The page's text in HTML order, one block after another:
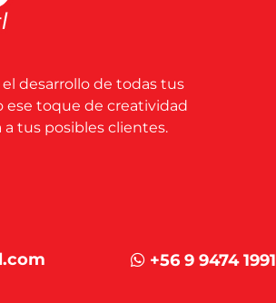
desarrollo de todas tus
ese toque de creatividad
tus posibles clientes.
+56 9 9474 1991